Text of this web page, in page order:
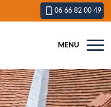
06 66 82 00 49
MENU